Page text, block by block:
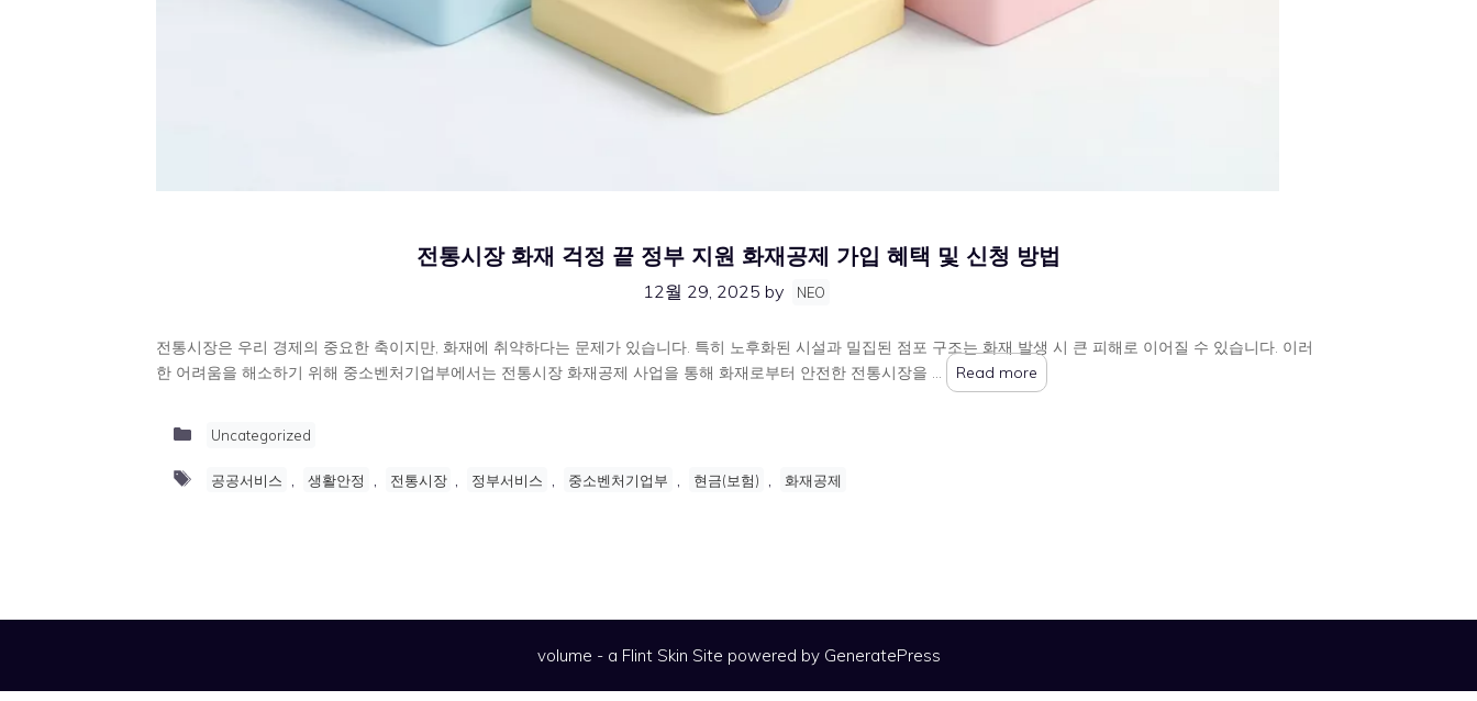
전통시장 화재 걱정 끝 정부 지원 화재공제 가입 혜택 및 신청 방법
12월 29, 2025 by NEO
전통시장은 우리 경제의 중요한 축이지만, 화재에 취약하다는 문제가 있습니다. 특히 노후화된 시설과 밀집된 점포 구조는 화재 발생 시 큰 피해로 이어질 수 있습니다. 이러
한 어려움을 해소하기 위해 중소벤처기업부에서는 전통시장 화재공제 사업을 통해 화재로부터 안전한 전통시장을 …
Read more
Categories
Uncategorized
Tags
공공서비스 생활안정 전통시장 정부서비스 중소벤처기업부 현금(보험) 화재공제
volume - a Flint Skin Site powered by GeneratePress